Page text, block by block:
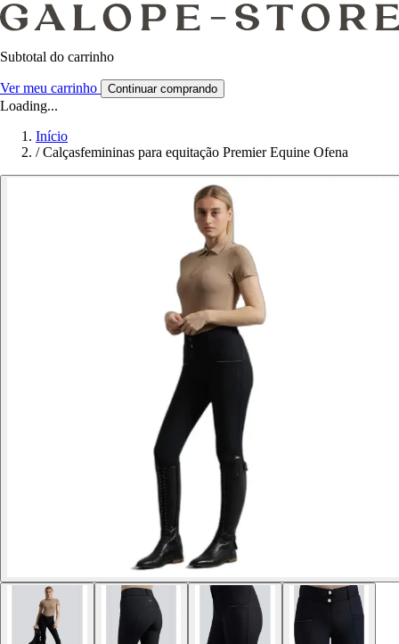
Subtotal do carrinho
Ver meu carrinho Continuar comprando
Loading...
Início
/ Calçasfemininas para equitação Premier Equine Ofena